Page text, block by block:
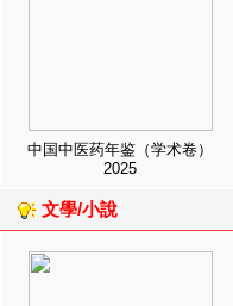
中国中医药年鉴（学术卷）
2025
文學/小說